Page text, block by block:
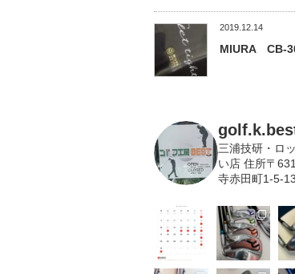
2019.12.14
MIURA CB-
三浦技研・ロ
い店 住所〒
寺赤田町1-5-